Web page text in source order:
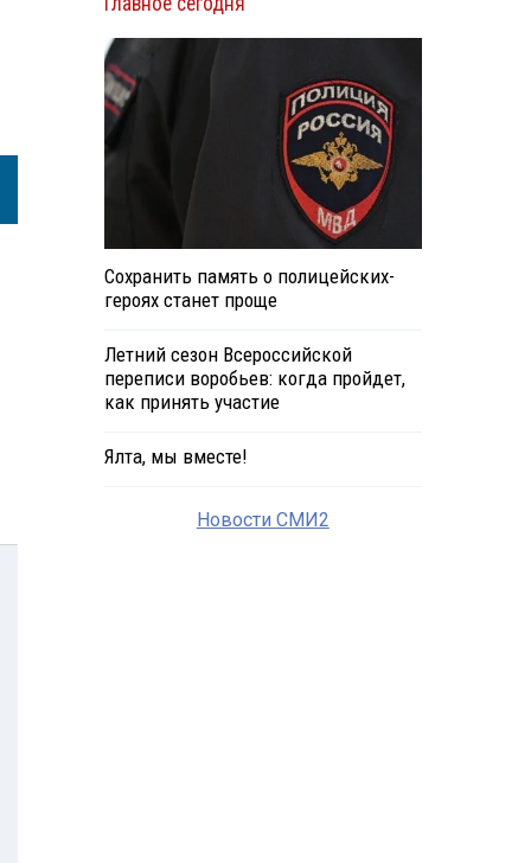
Сохранить память о полицейских-
героях станет проще
Летний сезон Всероссийской
переписи воробьев: когда пройдет,
как принять участие
Ялта, мы вместе!
Новости СМИ2